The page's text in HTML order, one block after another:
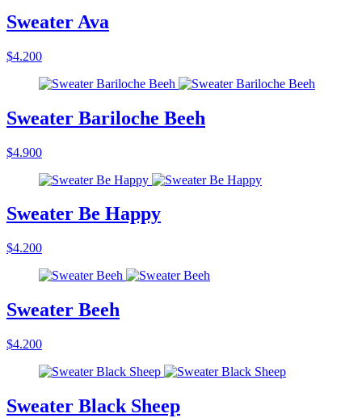
Sweater Ava
$4.200
Sweater Bariloche Beeh
$4.900
Sweater Be Happy
$4.200
Sweater Beeh
$4.200
Sweater Black Sheep